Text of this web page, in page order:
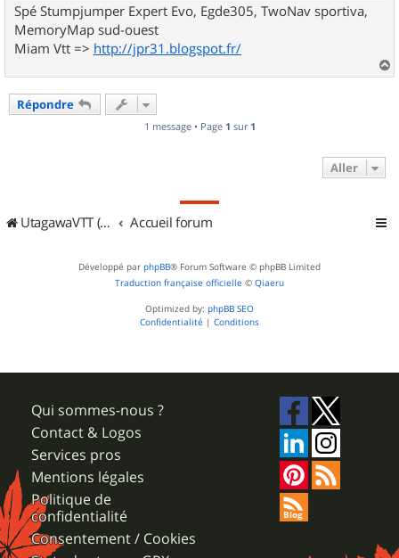
Spé Stumpjumper Expert Evo, Egde305, TwoNav sportiva,
MemoryMap sud-ouest
Miam Vtt => http://jpr31.blogspot.fr/
a
Répondre
1 message • Page 1 sur 1
Aller
UtagawaVTT (Randos VTT et VTTAE avec traces GPS) Accueil forum
Développé par phpBB® Forum Software © phpBB Limited
Traduction française officielle © Qiaeru
Optimized by: phpBB SEO
Confidentialité | Conditions
Qui sommes-nous ?
Contact & Logos
Services pros
Mentions légales
Politique de
confidentialité
Consentement / Cookies